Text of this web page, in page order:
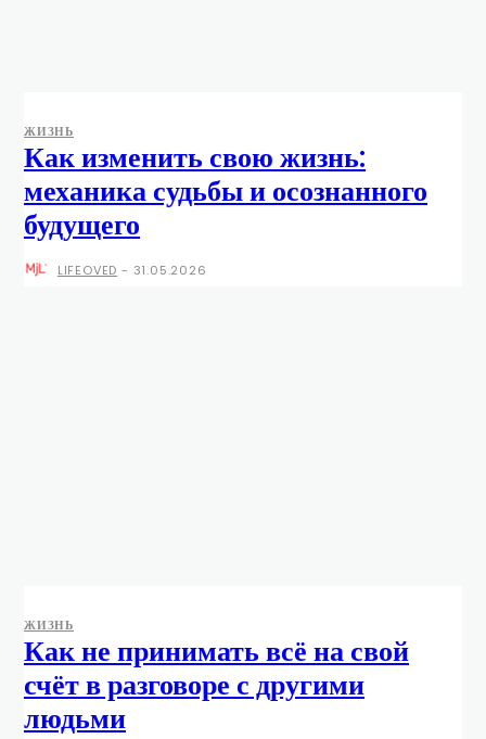
ЖИЗНЬ
Как изменить свою жизнь:
механика судьбы и осознанного
будущего
LIFEOVED - 31.05.2026
ЖИЗНЬ
Как не принимать всё на свой
счёт в разговоре с другими
людьми